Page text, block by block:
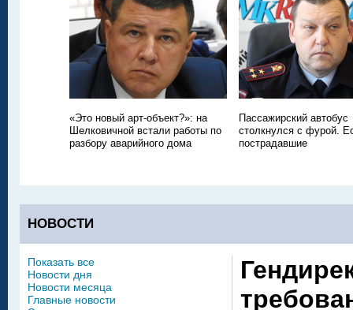
«Это новый арт-объект?»: на
Шелковичной встали работы по
разбору аварийного дома
Пассажирский автобус
столкнулся с фурой.
пострадавшие
НОВОСТИ
Показать все
Новости дня
Новости месяца
Главные новости